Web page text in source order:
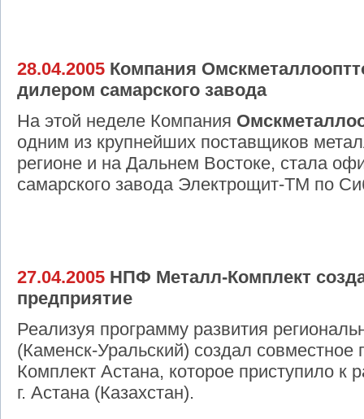
28.04.2005 Компания
дилером самарского завода
На этой неделе Компания
одним из крупнейших поставщиков
регионе и на Дальнем Востоке, стала
самарского завода Электрощит-ТМ по
27.04.2005 НПФ Металл-Комплект
предприятие
Реализуя программу развития
(Каменск-Уральский) создал
Комплект Астана, которое приступило к
г. Астана (Казахстан).